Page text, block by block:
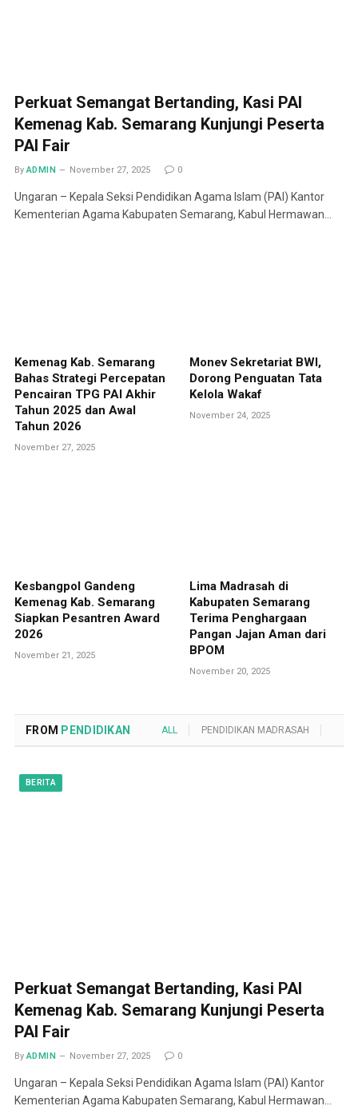
Perkuat Semangat Bertanding, Kasi PAI
Kemenag Kab. Semarang Kunjungi Peserta
PAI Fair
By ADMIN November 27, 2025 0
Ungaran – Kepala Seksi Pendidikan Agama Islam (PAI) Kantor
Kementerian Agama Kabupaten Semarang, Kabul Hermawan…
Kemenag Kab. Semarang
Bahas Strategi Percepatan
Pencairan TPG PAI Akhir
Tahun 2025 dan Awal
Tahun 2026
November 27, 2025
Monev Sekretariat BWI,
Dorong Penguatan Tata
Kelola Wakaf
November 24, 2025
Kesbangpol Gandeng
Kemenag Kab. Semarang
Siapkan Pesantren Award
2026
November 21, 2025
Lima Madrasah di
Kabupaten Semarang
Terima Penghargaan
Pangan Jajan Aman dari
BPOM
November 20, 2025
FROM PENDIDIKAN ALL PENDIDIKAN MADRASAH
BERITA
Perkuat Semangat Bertanding, Kasi PAI
Kemenag Kab. Semarang Kunjungi Peserta
PAI Fair
By ADMIN November 27, 2025 0
Ungaran – Kepala Seksi Pendidikan Agama Islam (PAI) Kantor
Kementerian Agama Kabupaten Semarang, Kabul Hermawan…